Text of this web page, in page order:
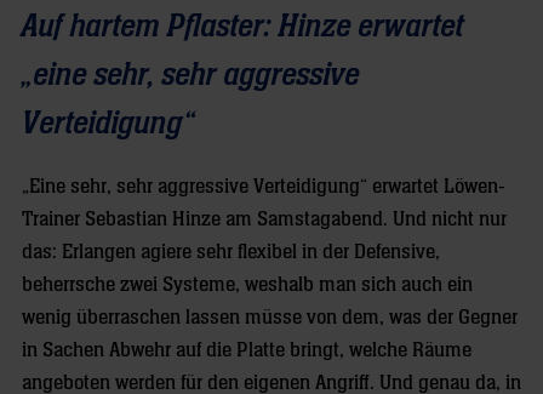
Auf hartem Pflaster: Hinze erwartet
„eine sehr, sehr aggressive
Verteidigung“
„Eine sehr, sehr aggressive Verteidigung“ erwartet Löwen-
Trainer Sebastian Hinze am Samstagabend. Und nicht nur
das: Erlangen agiere sehr flexibel in der Defensive,
beherrsche zwei Systeme, weshalb man sich auch ein
wenig überraschen lassen müsse von dem, was der Gegner
in Sachen Abwehr auf die Platte bringt, welche Räume
angeboten werden für den eigenen Angriff. Und genau da, in